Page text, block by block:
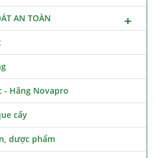
AN TOÀN
- Hãng Novapro
cấy
dược phẩm